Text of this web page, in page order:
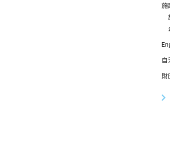
施
自
財